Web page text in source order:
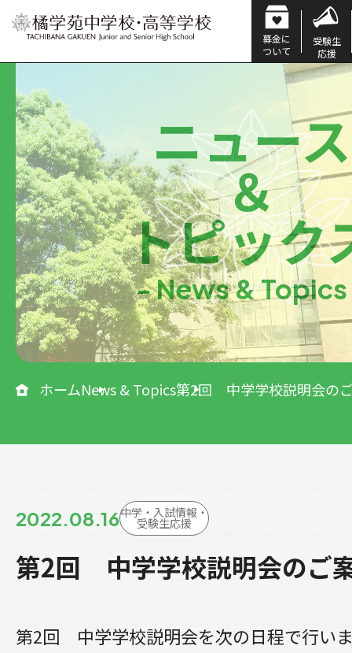
募金に
ついて
受験生
応援
ニュース
＆
トピック
- News &
ホームNews & Topics第2回 中学学校説明会の
2022.08.16中学・入試情報・
受験生応援
第2回 中学学校説明会のご
第2回 中学学校説明会を次の日程で行い